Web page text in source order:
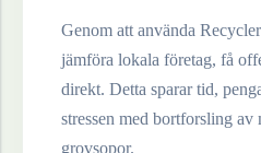
Genom att använda
jämföra lokala företag, få
direkt. Detta sparar tid,
stressen med bortforsling
grovsopor.